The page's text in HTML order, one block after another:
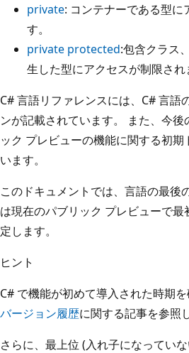
private: コンテナーである型に
す。
private protected:包含クラス
生した型にアクセスが制限され
C# 言語リファレンスには、C# 言語
ンが記載されています。 また、今後
ック プレビューの機能に関する初
います。
このドキュメントでは、言語の最後
は現在のパブリック プレビューで
定します。
ヒント
C# で機能が初めて導入された時期を
バージョン履歴に関する記事を参照
さらに、最上位 (入れ子になっていな